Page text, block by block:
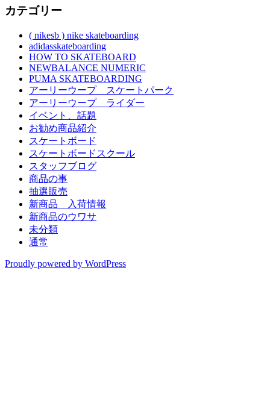
カテゴリー
( nikesb ) nike skateboarding
adidasskateboarding
HOW TO SKATEBOARD
NEWBALANCE NUMERIC
PUMA SKATEBOARDING
アーリーウープ スケートパーク
アーリーウープ ライダー
イベント、話題
お勧め商品紹介
スケートボード
スケートボードスクール
スタッフブログ
商品の事
抽選販売
新商品 入荷情報
新商品のウワサ
未分類
通常
Proudly powered by WordPress